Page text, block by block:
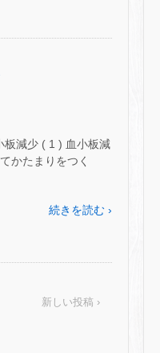
板減少 ( 1 ) 血小板減
かたまりをつく
続きを読む ›
新しい投稿 ›